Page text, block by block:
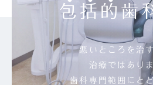
包 括的歯
悪いところを治
治療ではあり
歯科専門範囲にと